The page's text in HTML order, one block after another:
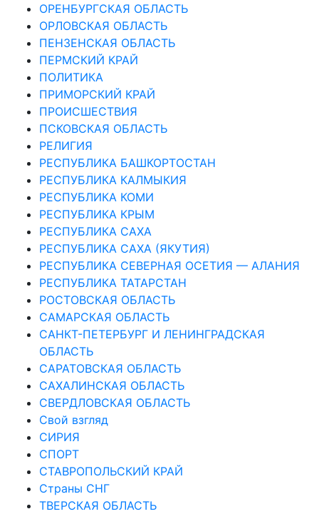
ОРЕНБУРГСКАЯ ОБЛАСТЬ
ОРЛОВСКАЯ ОБЛАСТЬ
ПЕНЗЕНСКАЯ ОБЛАСТЬ
ПЕРМСКИЙ КРАЙ
ПОЛИТИКА
ПРИМОРСКИЙ КРАЙ
ПРОИСШЕСТВИЯ
ПСКОВСКАЯ ОБЛАСТЬ
РЕЛИГИЯ
РЕСПУБЛИКА БАШКОРТОСТАН
РЕСПУБЛИКА КАЛМЫКИЯ
РЕСПУБЛИКА КОМИ
РЕСПУБЛИКА КРЫМ
РЕСПУБЛИКА САХА
РЕСПУБЛИКА САХА (ЯКУТИЯ)
РЕСПУБЛИКА СЕВЕРНАЯ ОСЕТИЯ — АЛАНИЯ
РЕСПУБЛИКА ТАТАРСТАН
РОСТОВСКАЯ ОБЛАСТЬ
САМАРСКАЯ ОБЛАСТЬ
САНКТ-ПЕТЕРБУРГ И ЛЕНИНГРАДСКАЯ
ОБЛАСТЬ
САРАТОВСКАЯ ОБЛАСТЬ
САХАЛИНСКАЯ ОБЛАСТЬ
СВЕРДЛОВСКАЯ ОБЛАСТЬ
Свой взгляд
СИРИЯ
СПОРТ
СТАВРОПОЛЬСКИЙ КРАЙ
Страны СНГ
ТВЕРСКАЯ ОБЛАСТЬ